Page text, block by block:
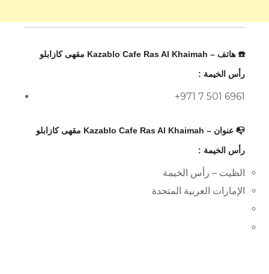
☎️ هاتف – Kazablo Cafe Ras Al Khaimah مقهى كازابلو
رأس الخيمة :
+971 7 501 6961
📭 عنوان – Kazablo Cafe Ras Al Khaimah مقهى كازابلو
رأس الخيمة :
الظيت – رأس الخيمة
الإمارات العربية المتحدة